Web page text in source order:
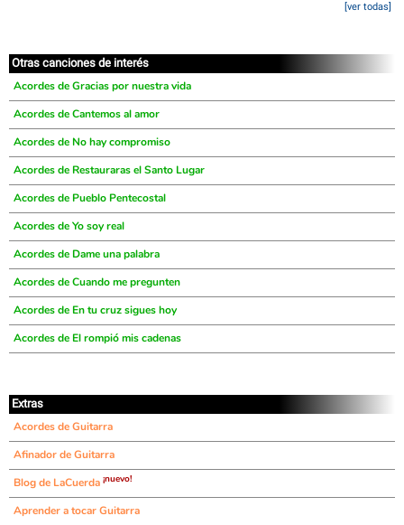
[ver todas]
Otras canciones de interés
Acordes de Gracias por nuestra vida
Acordes de Cantemos al amor
Acordes de No hay compromiso
Acordes de Restauraras el Santo Lugar
Acordes de Pueblo Pentecostal
Acordes de Yo soy real
Acordes de Dame una palabra
Acordes de Cuando me pregunten
Acordes de En tu cruz sigues hoy
Acordes de El rompió mis cadenas
Extras
Acordes de Guitarra
Afinador de Guitarra
Blog de LaCuerda ¡nuevo!
Aprender a tocar Guitarra